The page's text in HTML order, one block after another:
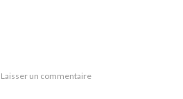
Laisser un commentaire